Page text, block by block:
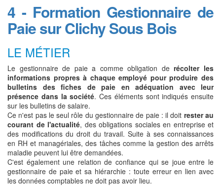
4 - Formation Gestionnaire de
Paie sur Clichy Sous Bois
LE MÉTIER
Le gestionnaire de paie a comme obligation derécolter les
informations propres à chaque employé pour produire des
bulletins des fiches de paie en adéquation avec leur
présence dans la société. Ces éléments sont indiqués ensuite
sur les bulletins de salaire.
Ce n'est pas le seul rôle du gestionnaire de paie : il doit rester au
courant de l'actualité, des obligations sociales en entreprise et
des modifications du droit du travail. Suite à ses connaissances
en RH et managériales, des tâches comme la gestion des arrêts
maladie peuvent lui être demandées.
C'est également une relation de confiance qui se joue entre le
gestionnaire de paie et sa hiérarchie : toute erreur en lien avec
les données comptables ne doit pas avoir lieu.